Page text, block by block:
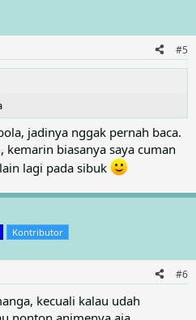
#5
jadinya nggak pernah baca.
biasanya saya cuman
lagi pada sibuk
Kontributor
#6
kecuali kalau udah